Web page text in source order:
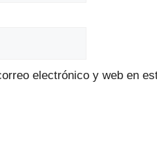
electrónico y web en